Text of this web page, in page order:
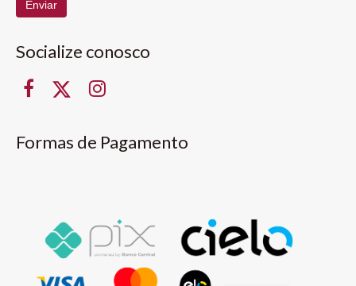
Enviar
Socialize conosco
Formas de Pagamento